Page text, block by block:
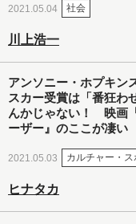
2021.05.04 社会
川上浩一
アンソニー・ホプキン
スカー受賞は「番狂わ
んかじゃない！ 映画
ーザー』のここが凄い
2021.05.03 カルチャー・ス
ヒナタカ